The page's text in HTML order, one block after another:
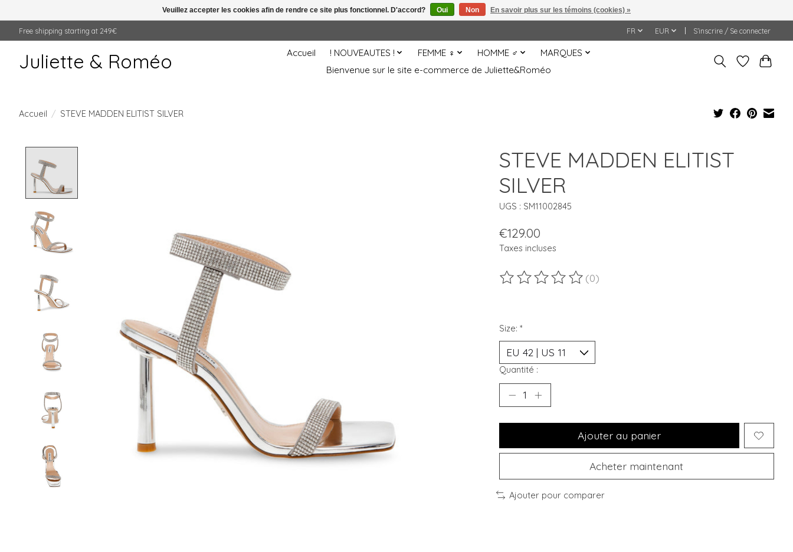
Free shipping starting at 249€ FR EUR S’inscrire / Se connecter
Juliette & Roméo Accueil ! NOUVEAUTES ! FEMME ♀ HOMME ♂
MARQUES
Bienvenue sur le site e-commerce de Juliette&Roméo
Accueil / STEVE MADDEN ELITIST SILVER
STEVE MADDEN ELITIST
SILVER
UGS : SM11002845
€129.00
Taxes incluses
Ce produit est évalué à
(0)
Size: *
Quantité :
Ajouter au panier
Acheter maintenant
Ajouter pour comparer
Veuillez accepter les cookies afin de rendre ce site plus fonctionnel. D'accord? Oui Non En savoir plus sur les témoins (cookies) »